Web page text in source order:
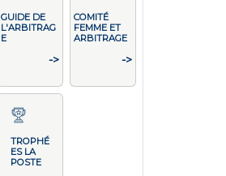
GUIDE DE
L'ARBITRAG
E
->
COMITÉ
FEMME ET
ARBITRAGE
->
TROPHÉ
ES LA
POSTE